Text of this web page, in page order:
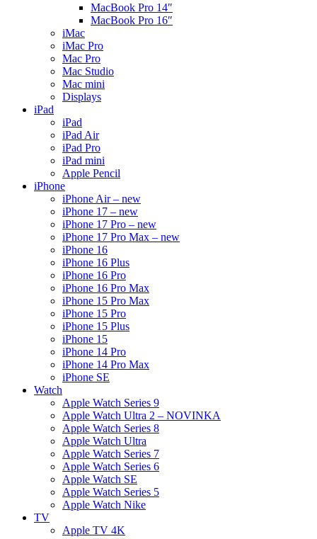
MacBook Pro 14″
MacBook Pro 16″
iMac
iMac Pro
Mac Pro
Mac Studio
Mac mini
Displays
iPad
iPad
iPad Air
iPad Pro
iPad mini
Apple Pencil
iPhone
iPhone Air – new
iPhone 17 – new
iPhone 17 Pro – new
iPhone 17 Pro Max – new
iPhone 16
iPhone 16 Plus
iPhone 16 Pro
iPhone 16 Pro Max
iPhone 15 Pro Max
iPhone 15 Pro
iPhone 15 Plus
iPhone 15
iPhone 14 Pro
iPhone 14 Pro Max
iPhone SE
Watch
Apple Watch Series 9
Apple Watch Ultra 2 – NOVINKA
Apple Watch Series 8
Apple Watch Ultra
Apple Watch Series 7
Apple Watch Series 6
Apple Watch SE
Apple Watch Series 5
Apple Watch Nike
TV
Apple TV 4K